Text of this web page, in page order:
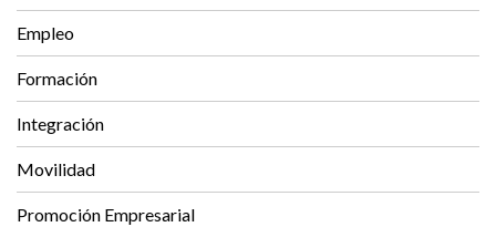
Empleo
Formación
Integración
Movilidad
Promoción Empresarial